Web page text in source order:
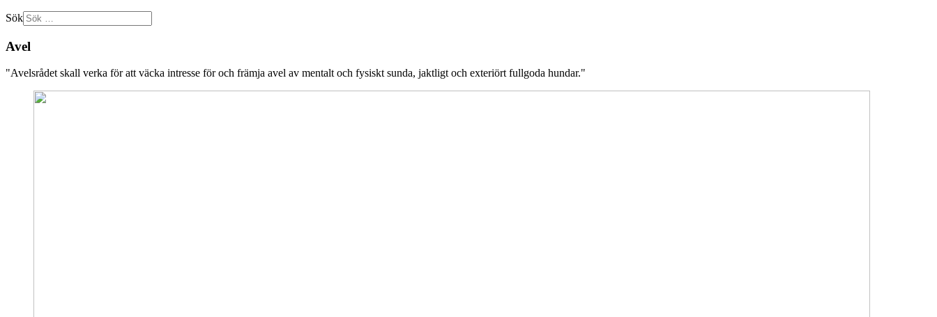
Sök
Avel
"Avelsrådet skall verka för att väcka intresse för och främja avel av mentalt och fysiskt sunda, jaktligt och exteriört fullgoda hundar."